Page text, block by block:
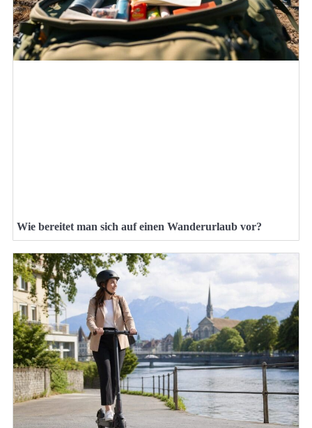
Wie bereitet man sich auf einen Wanderurlaub vor?